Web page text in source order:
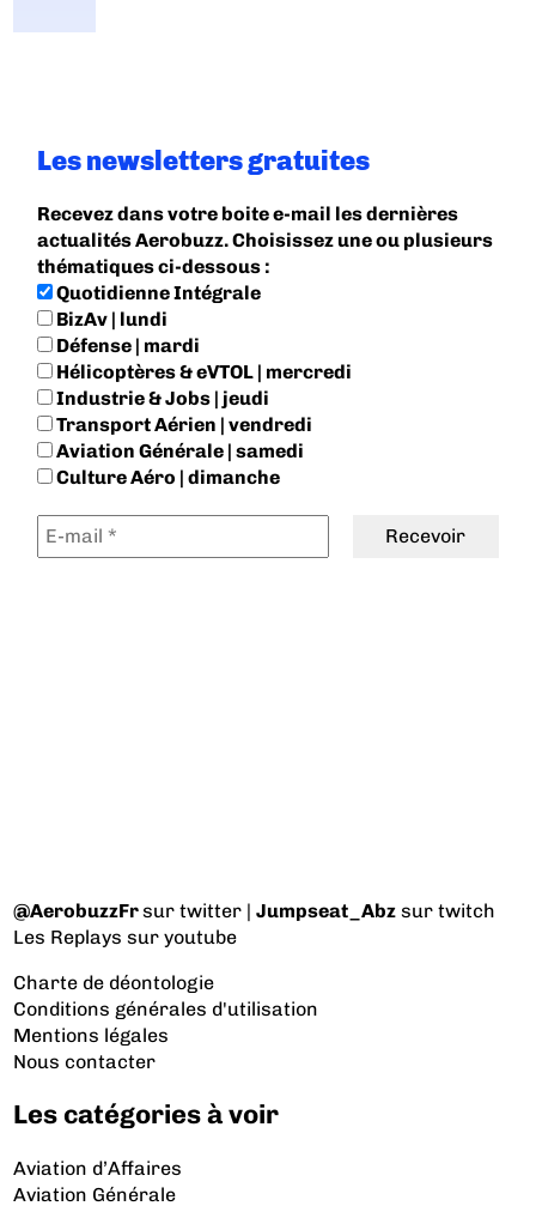
Les newsletters gratuites
Recevez dans votre boite e-mail les dernières
actualités Aerobuzz. Choisissez une ou plusieurs
thématiques ci-dessous :
Quotidienne Intégrale
BizAv | lundi
Défense | mardi
Hélicoptères & eVTOL | mercredi
Industrie & Jobs | jeudi
Transport Aérien | vendredi
Aviation Générale | samedi
Culture Aéro | dimanche
@AerobuzzFrsur twitter |Jumpseat_Abz sur twitch
Les Replays sur youtube
Charte de déontologie
Conditions générales d'utilisation
Mentions légales
Nous contacter
Les catégories à voir
Aviation d’Affaires
Aviation Générale